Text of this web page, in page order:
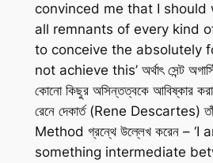
convinced me that I should
all remnants of every kind
to conceive the absolutely
not achieve this’ অর্থাৎ সেন্ট
কোনো কিছুর অসিন্তত্বকে আবিষ্কার
রেনে দেকার্ত (Rene Descartes)
Method গ্রন্থে উল্লেখ করেন –
something intermediate